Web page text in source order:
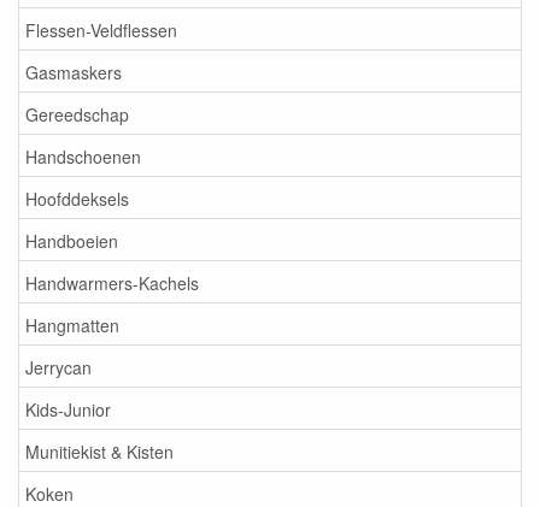
Flessen-Veldflessen
Gasmaskers
Gereedschap
Handschoenen
Hoofddeksels
Handboeien
Handwarmers-Kachels
Hangmatten
Jerrycan
Kids-Junior
Munitiekist & Kisten
Koken